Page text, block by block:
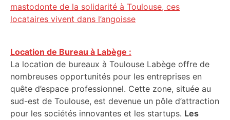
mastodonte de la solidarité à Toulouse, ces
locataires vivent dans l’angoisse
Location de Bureau à Labège :
La location de bureaux à Toulouse Labège offre de
nombreuses opportunités pour les entreprises en
quête d’espace professionnel. Cette zone, située au
sud-est de Toulouse, est devenue un pôle d’attraction
pour les sociétés innovantes et les startups. Les